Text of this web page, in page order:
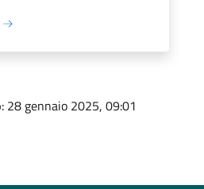
: 28 gennaio 2025, 09:01